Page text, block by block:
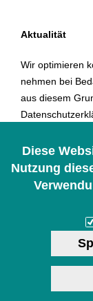
Aktualität
Wir optimieren
nehmen bei
aus diesem
Letzte
Diese
Nutzung